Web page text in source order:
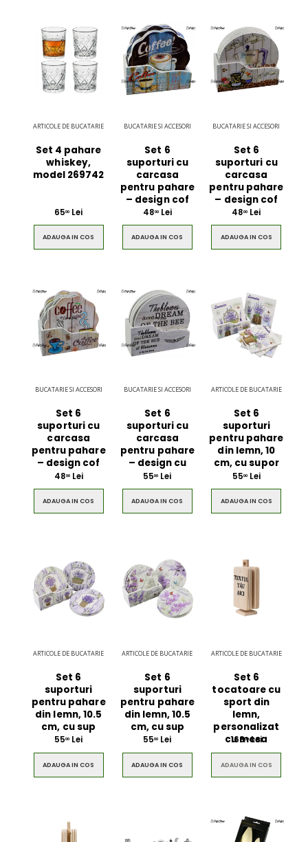
ARTICOLE DE BUCATARIE
Set 4 pahare
whiskey,
model 269742
6500 Lei
ADAUGA IN COS
BUCATARIE SI ACCESORI
Set 6
suporturi cu
carcasa
pentru pahare
– design cof
4800Lei
ADAUGA IN COS
BUCATARIE SI ACCESORI
Set 6
suporturi cu
carcasa
pentru pahare
– design cof
4800 Lei
ADAUGA IN COS
BUCATARIE SI ACCESORI
Set 6
suporturi cu
carcasa
pentru pahare
– design cof
4800Lei
ADAUGA IN COS
BUCATARIE SI ACCESORI
Set 6
suporturi cu
carcasa
pentru pahare
– design cu
5500 Lei
ADAUGA IN COS
ARTICOLE DE BUCATARIE
Set 6
suporturi
pentru pahare
din lemn, 10
cm, cu supor
5500Lei
ADAUGA IN COS
ARTICOLE DE BUCATARIE
Set 6
suporturi
pentru pahare
din lemn, 10.5
cm, cu sup
5500 Lei
ADAUGA IN COS
ARTICOLE DE BUCATARIE
Set 6
suporturi
pentru pahare
din lemn, 10.5
cm, cu sup
5500 Lei
ADAUGA IN COS
ARTICOLE DE BUCATARIE
Set 6
tocatoare cu
sport din
lemn,
personalizat
cu mesa
16800Lei
ADAUGA IN COS